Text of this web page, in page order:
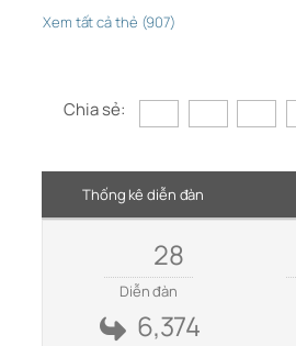
Xem tất cả thẻ (907)
Chia sẻ:
Thống kê diễn đàn
28
Diễn đàn
6,374